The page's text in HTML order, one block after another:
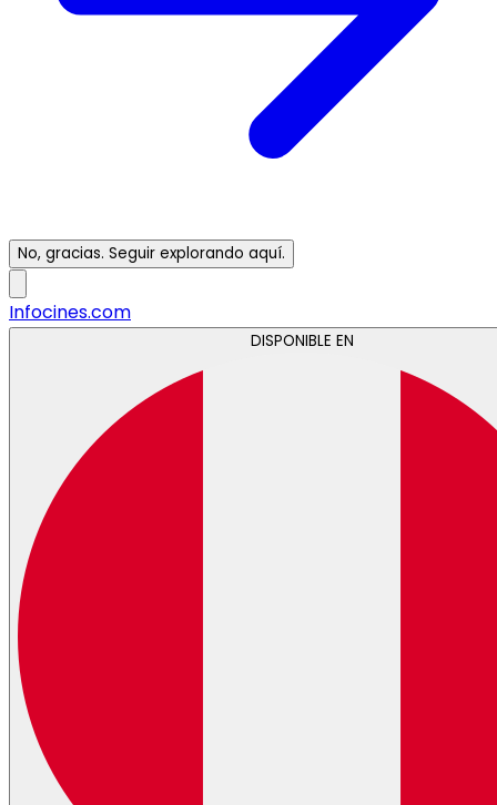
No, gracias. Seguir explorando aquí.
Infocines.com
DISPONIBLE EN